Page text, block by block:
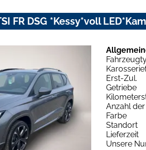
FR DSG *Kessy*voll
Erst-Zul.
Getriebe
Anzahl
Farbe
Standort
Lieferzeit
Unsere